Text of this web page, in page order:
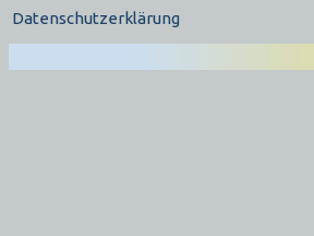
Datenschutzerklärung